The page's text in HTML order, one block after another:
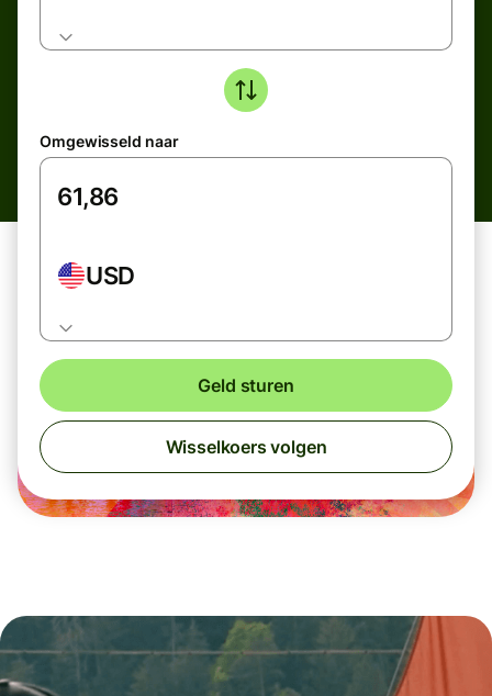
Omgewisseld naar
USD
Geld sturen
Wisselkoers volgen